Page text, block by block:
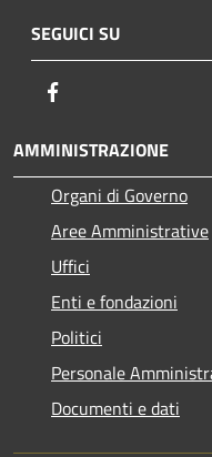
SEGUICI SU
AMMINISTRAZIONE
Organi di Governo
Aree Amministrative
Uffici
Enti e fondazioni
Politici
Personale
Documenti e dati